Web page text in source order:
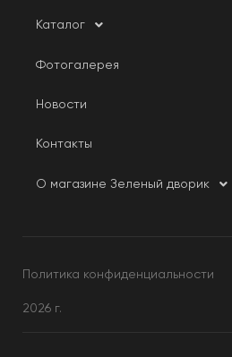
Каталог
Фотогалерея
Новости
Контакты
О магазине Зеленый дворик
Политика конфиденциальности
2026 г.